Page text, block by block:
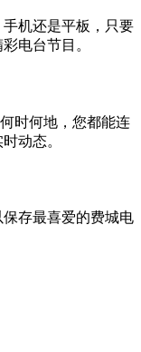
机还是平板，只要
电台节目。
时何地，您都能连
动态。
存最喜爱的费城电